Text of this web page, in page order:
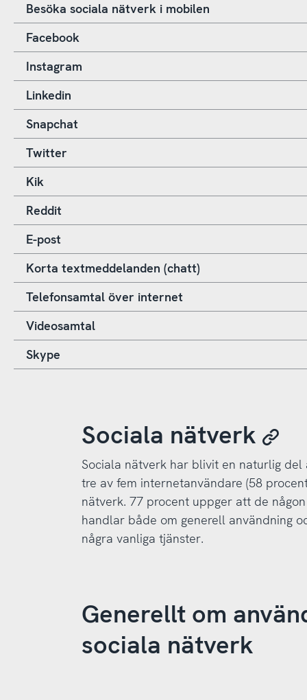
Besöka sociala nätverk i mobilen
Facebook
Instagram
Linkedin
Snapchat
Twitter
Kik
Reddit
E-post
Korta textmeddelanden (chatt)
Telefonsamtal över internet
Videosamtal
Skype
Sociala nätverk
Sociala nätverk har blivit en naturlig
tre av fem internetanvändare (58
nätverk. 77 procent uppger att de
handlar både om generell användning
några vanliga tjänster.
Generellt om
sociala nätverk